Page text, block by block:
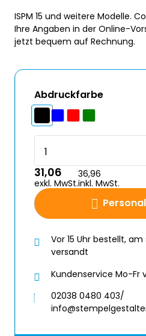
ISPM 15 und weitere Modelle.
Ihre Angaben in der Online-
jetzt bequem auf Rechnung.
Abdruckfarbe
31,06
exkl. MwSt.
36,96
inkl. MwSt.
Vor 15 Uhr bestellt,
versandt
Kundenservice Mo-Fr
02038 0480 403/